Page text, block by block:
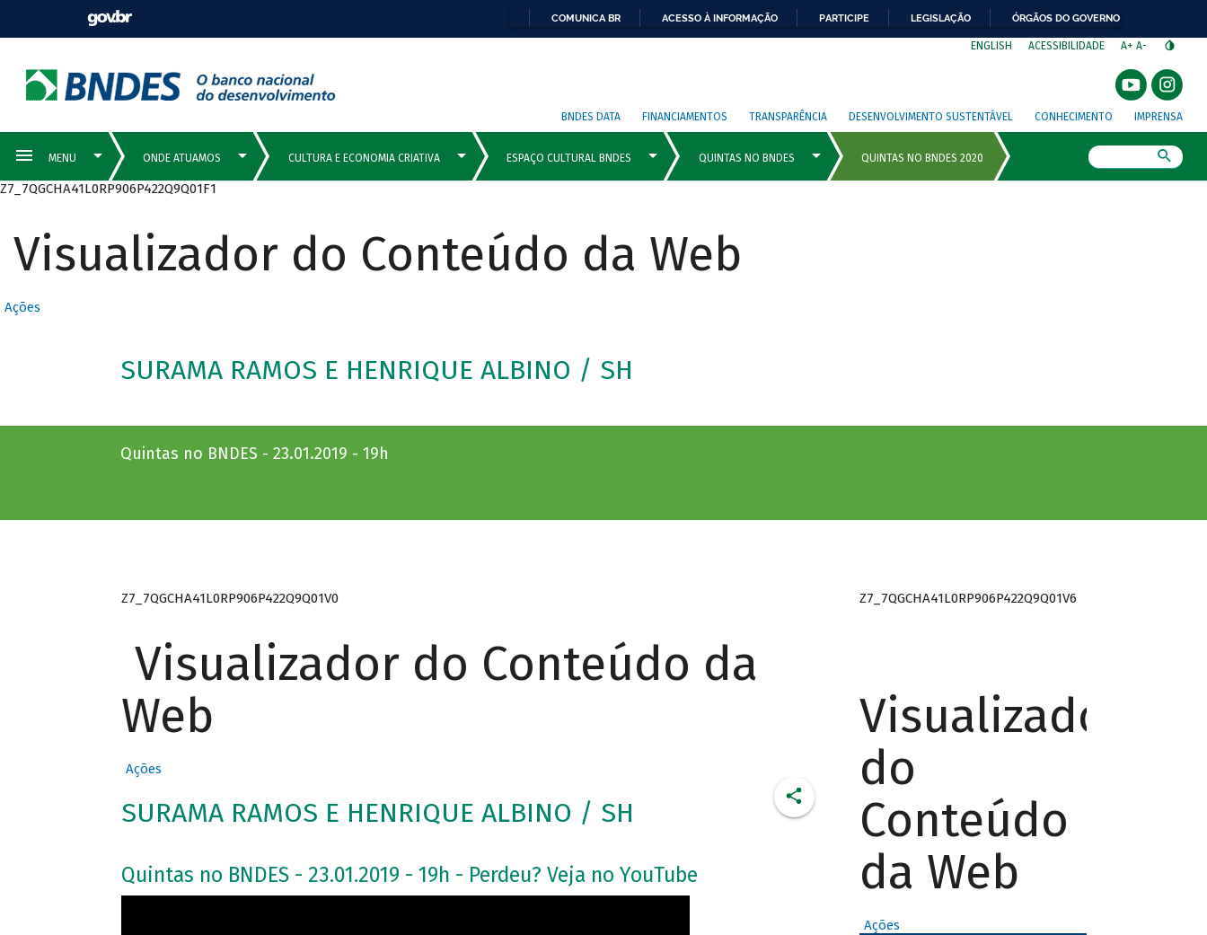
COMUNICA BR ACESSO À INFORMAÇÃO PARTICIPE LEGISLAÇÃO ÓRGÃOS DO GOVERNO
ENGLISH ACESSIBILIDADE A+ A-
BNDES DATA FINANCIAMENTOS TRANSPARÊNCIA DESENVOLVIMENTO SUSTENTÁVEL CONHECIMENTO IMPRENSA
Z7_7QGCHA41L0RP906P422Q9Q01F1
Visualizador do Conteúdo da Web
Ações
SURAMA RAMOS E HENRIQUE ALBINO / SH
Quintas no BNDES - 23.01.2019 - 19h
Z7_7QGCHA41L0RP906P422Q9Q01V0
Visualizador do Conteúdo da
Web
Ações
SURAMA RAMOS E HENRIQUE ALBINO / SH
Quintas no BNDES - 23.01.2019 - 19h - Perdeu? Veja no YouTube
Z7_7QGCHA41L0RP906P422Q9Q01V6
Visualizador
do
Conteúdo
da Web
Ações